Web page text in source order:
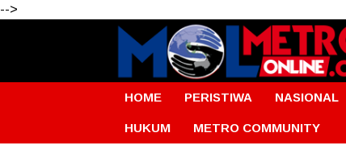
-->
HOME PERISTIWA NASIONAL
HUKUM METRO COMMUNITY